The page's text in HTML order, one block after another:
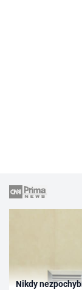
Nikdy